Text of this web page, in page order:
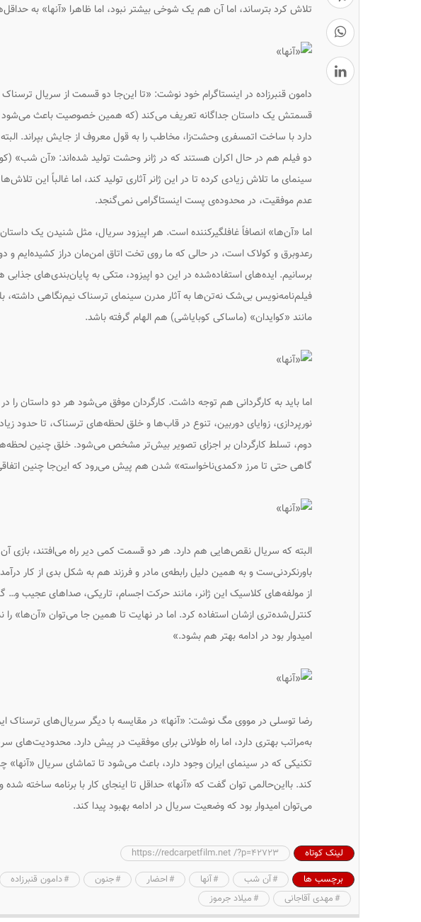
تلاش کرد بترساند، اما آن هم یک شوخی بیشتر نبود، اما ظاهرا «آنها» به
دامون قنبرزاده در اینستاگرام خود نوشت: «تا این‌جا دو قسمت از سریال
قسمتش یک داستان جداگانه تعریف می‌کند (که همین خصوصیت باعث می‌شود
دارد با ساخت اتمسفری وحشت‌زا، مخاطب را به قول معروف از جایش بپراند.
دو فیلم هم در حال اکران هستند که در ژانر وحشت تولید شده‌اند: «آن شب»
سینمای ما تلاش زیادی کرده تا در این ژانر آثاری تولید کند، اما غالباً این
عدم موفقیت، در محدوده‌ی پست اینستاگرامی نمی‌گنجد.
اما «آن‌ها» انصافاً غافلگیرکننده است. هر اپیزود سریال، مثل شنیدن یک
رعدوبرق و کولاک است، در حالی که ما روی تخت اتاق امن‌مان دراز کشیده‌ایم و
برسانیم. ایده‌های استفاده‌شده در این دو اپیزود، متکی به پایان‌بندی‌های
فیلم‌نامه‌نویس بی‌شک نه‌تن‌ها به آثار مدرن سینمای ترسناک نیم‌نگاهی
مانند «کوایدان» (ماساکی کوبایاشی) هم الهام گرفته باشد.
اما باید به کارگردانی هم توجه داشت. کارگردان موفق می‌شود هر دو داستان را
نورپردازی، زوایای دوربین، تنوع در قاب‌ها و خلق لحظه‌های ترسناک، تا حدود
دوم، تسلط کارگردان بر اجزای تصویر بیش‌تر مشخص می‌شود. خلق چنین
گاهی حتی تا مرز «کمدی‌ناخواسته» شدن هم پیش می‌رود که این‌جا چنین
البته که سریال نقص‌هایی هم دارد. هر دو قسمت کمی دیر راه می‌افتند،
باورنکردنی‌ست و به همین دلیل رابطه‌ی مادر و فرزند هم به شکل بدی از کار
از مولفه‌های کلاسیک این ژانر، مانند حرکت اجسام، تاریکی، صدا‌های عجیب
کنترل‌شده‌تری ازشان استفاده کرد. اما در نهایت تا همین جا می‌توان «آن‌ها»
امیدوار بود در ادامه بهتر هم بشود.»
رضا توسلی در مووی مگ نوشت: «آنها» در مقایسه با دیگر سریال‌های ترسناک
به‌مراتب بهتری دارد، اما راه طولانی برای موفقیت در پیش دارد.
تکنیکی که در سینمای ایران وجود دارد، باعث می‌شود تا تماشای سریال «آنها»
کند. بااین‌حالمی توان گفت که «آنها» حداقل تا اینجای کار با برنامه ساخته
می‌توان امیدوار بود که وضعیت سریال در ادامه بهبود پیدا کند.
لینک کوتاه
https://redcarpetfilm.net /?p=42723
برچسب ها
آن شب آنها احضار جنون دامون قنبرزاده
مهدی آقاجانی
میلاد جرموز